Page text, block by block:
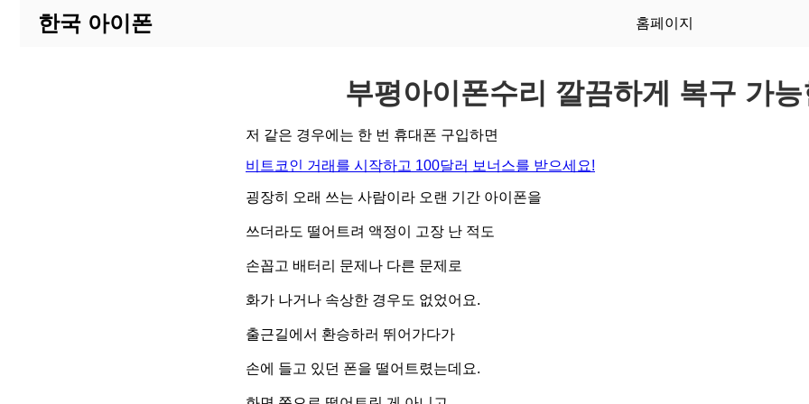
한국 아이폰 홈페이지
부평아이폰수리 깔끔하게 복구 가
저 같은 경우에는 한 번 휴대폰 구입하면
비트코인 거래를 시작하고 100달러 보너스를 받으세요!
굉장히 오래 쓰는 사람이라 오랜 기간 아이폰을
쓰더라도 떨어트려 액정이 고장 난 적도
손꼽고 배터리 문제나 다른 문제로
화가 나거나 속상한 경우도 없었어요.
출근길에서 환승하러 뛰어가다가
손에 들고 있던 폰을 떨어트렸는데요.